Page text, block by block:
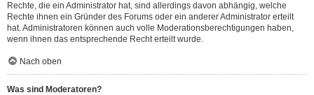
Rechte, die ein Administrator hat, sind allerdings davon abhängig, welche
Rechte ihnen ein Gründer des Forums oder ein anderer Administrator erteilt
hat. Administratoren können auch volle Moderationsberechtigungen haben,
wenn ihnen das entsprechende Recht erteilt wurde.
Nach oben
Was sind Moderatoren?